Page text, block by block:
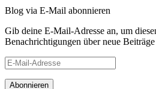
Blog via E-Mail abonnieren
Gib deine E-Mail-Adresse an, um
Benachrichtigungen über neue
E-
Mail-
Adresse